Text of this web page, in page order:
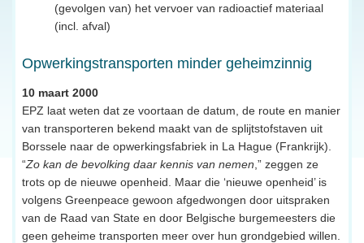
(gevolgen van) het vervoer van radioactief materiaal
(incl. afval)
Opwerkingstransporten minder geheimzinnig
10 maart 2000
EPZ laat weten dat ze voortaan de datum, de route en manier
van transporteren bekend maakt van de splijtstofstaven uit
Borssele naar de opwerkingsfabriek in La Hague (Frankrijk).
“Zo kan de bevolking daar kennis van nemen ,” zeggen ze
trots op de nieuwe openheid. Maar die ‘nieuwe openheid’ is
volgens Greenpeace gewoon afgedwongen door uitspraken
van de Raad van State en door Belgische burgemeesters die
geen geheime transporten meer over hun grondgebied willen.